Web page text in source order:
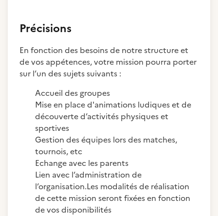
Précisions
En fonction des besoins de notre structure et
de vos appétences, votre mission pourra porter
sur l’un des sujets suivants :
Accueil des groupes
Mise en place d'animations ludiques et de
découverte d’activités physiques et
sportives
Gestion des équipes lors des matches,
tournois, etc
Echange avec les parents
Lien avec l’administration de
l’organisation.Les modalités de réalisation
de cette mission seront fixées en fonction
de vos disponibilités